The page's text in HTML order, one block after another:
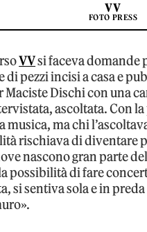
VV
FOTO PRESS
VVsi faceva domande
di pezzi incisi a casa e
Maciste Dischi con una
ascoltata. Con
ma chi
rischiava di diventare
nascono gran parte
possibilità di fare
si sentiva sola e in